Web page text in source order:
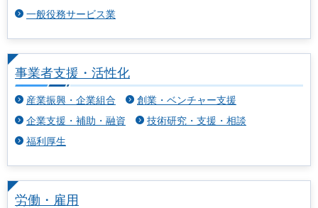
一般役務サービス業
事業者支援・活性化
産業振興・企業組合
創業・ベンチャー支援
企業支援・補助・融資
技術研究・支援・相談
福利厚生
労働・雇用